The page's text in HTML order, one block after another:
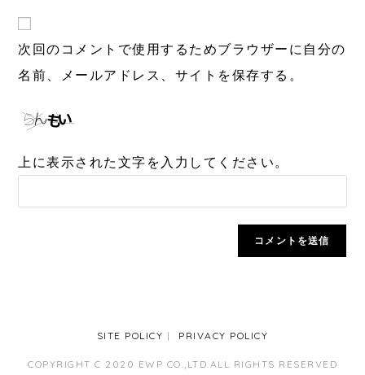
次回のコメントで使用するためブラウザーに自分の
名前、メールアドレス、サイトを保存する。
上に表示された文字を入力してください。
SITE POLICY PRIVACY POLICY
COPYRIGHT C 2020 EWP CO.,LTD.ALL RIGHTS RESERVED